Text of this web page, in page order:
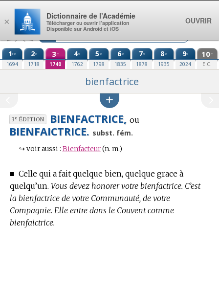
Aller au contenu
1re
1694
2e
1718
3e
1740
4e
1762
5e
1798
6e
1835
7e
1878
8e
1935
9e
2024
10e
E.C.
bienfactrice
3eÉDITION BIENFACTRICE, ou
BIENFAICTRICE. subst. fém.
↪ voir aussi : Bienfacteur (n. m.)
■ Celle qui a fait quelque bien, quelque grace à
quelqu’un. Vous devez honorer votre bienfactrice. C’est
la bienfactrice de votre Communauté, de votre
Compagnie. Elle entre dans le Couvent comme
bienfaictrice.
×
Dictionnaire de l’Académie
Télécharger ou ouvrir l’application
Disponible sur Android et iOS
OUVRIR